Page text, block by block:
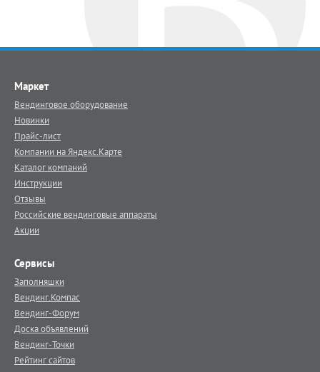
Маркет
Вендинговое оборудование
Новинки
Прайс-лист
Компании на Яндекс.Карте
Каталог компаний
Инструкции
Отзывы
Российские вендинговые аппараты
Акции
Сервисы
Заполняшки
Вендинг.Компас
Вендинг-Форум
Доска объявлений
Вендинг-Точки
Рейтинг сайтов